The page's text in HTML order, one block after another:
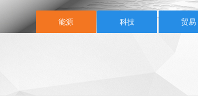
能源 科技 贸易